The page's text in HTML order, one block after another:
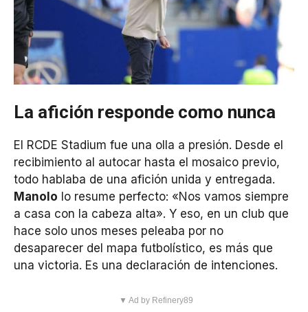
La afición responde como nunca
El RCDE Stadium fue una olla a presión. Desde el
recibimiento al autocar hasta el mosaico previo,
todo hablaba de una afición unida y entregada.
Manolo lo resume perfecto: «Nos vamos siempre
a casa con la cabeza alta». Y eso, en un club que
hace solo unos meses peleaba por no
desaparecer del mapa futbolístico, es más que
una victoria. Es una declaración de intenciones.
▼ Ad by Refinery89